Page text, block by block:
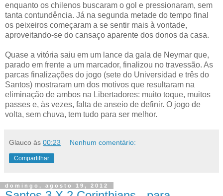
enquanto os chilenos buscaram o gol e pressionaram, sem
tanta contundência. Já na segunda metade do tempo final
os peixeiros começaram a se sentir mais à vontade,
aproveitando-se do cansaço aparente dos donos da casa.
Quase a vitória saiu em um lance da gala de Neymar que,
parado em frente a um marcador, finalizou no travessão. As
parcas finalizações do jogo (sete do Universidad e três do
Santos) mostraram um dos motivos que resultaram na
eliminação de ambos na Libertadores: muito toque, muitos
passes e, às vezes, falta de anseio de definir. O jogo de
volta, sem chuva, tem tudo para ser melhor.
Glauco às 00:23 Nenhum comentário:
Compartilhar
domingo, agosto 19, 2012